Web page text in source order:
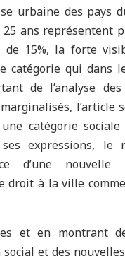
urbaine des pays
ans représentent
de 15%, la forte
catégorie qui dans
de l’analyse
l’article
catégorie
expressions, le
d’une nouvelle
droit à la ville
et en montrant
et des